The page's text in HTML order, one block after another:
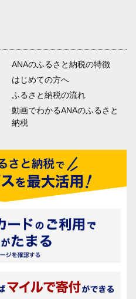
ANAのふるさと納税の特徴
はじめての方へ
ふるさと納税の流れ
動画でわかるANAのふるさと
納税